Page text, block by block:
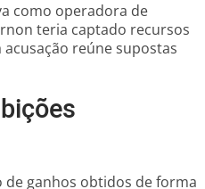
como operadora de
teria captado recursos
reúne supostas
de ganhos obtidos de forma